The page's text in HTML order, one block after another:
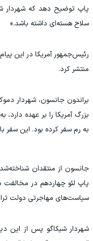
پاپ توضیح دهد که شهردار
سلاح هسته‌ای داشته باشد.»
رئیس‌جمهور آمریکا در این
منتشر کرد.
براندون جانسون، شهردار
به رم سفر کرده بود. این سفر
جانسون از منتقدان
پاپ لئو چهاردهم در مخالفت
سیاست‌های مهاجرتی دولت
شهردار شیکاگو پس از این